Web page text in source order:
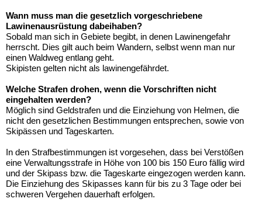
Wann muss man die gesetzlich vorgeschriebene
Lawinenausrüstung dabeihaben?
Sobald man sich in Gebiete begibt, in denen Lawinengefahr
herrscht. Dies gilt auch beim Wandern, selbst wenn man nur
einen Waldweg entlang geht.
Skipisten gelten nicht als lawinengefährdet.
Welche Strafen drohen, wenn die Vorschriften nicht
eingehalten werden?
Möglich sind Geldstrafen und die Einziehung von Helmen, die
nicht den gesetzlichen Bestimmungen entsprechen, sowie von
Skipässen und Tageskarten.
In den Strafbestimmungen ist vorgesehen, dass bei Verstößen
eine Verwaltungsstrafe in Höhe von 100 bis 150 Euro fällig wird
und der Skipass bzw. die Tageskarte eingezogen werden kann.
Die Einziehung des Skipasses kann für bis zu 3 Tage oder bei
schweren Vergehen dauerhaft erfolgen.